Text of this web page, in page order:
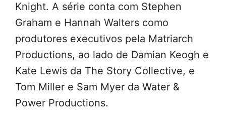
Knight. A série conta com Stephen
Graham e Hannah Walters como
produtores executivos pela Matriarch
Productions, ao lado de Damian Keogh e
Kate Lewis da The Story Collective, e
Tom Miller e Sam Myer da Water &
Power Productions.